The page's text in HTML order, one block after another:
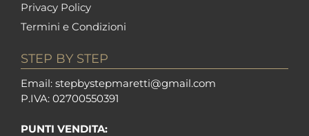
Privacy Policy
Termini e Condizioni
STEP BY STEP
Email: stepbystepmaretti@gmail.com
P.IVA: 02700550391
PUNTI VENDITA: